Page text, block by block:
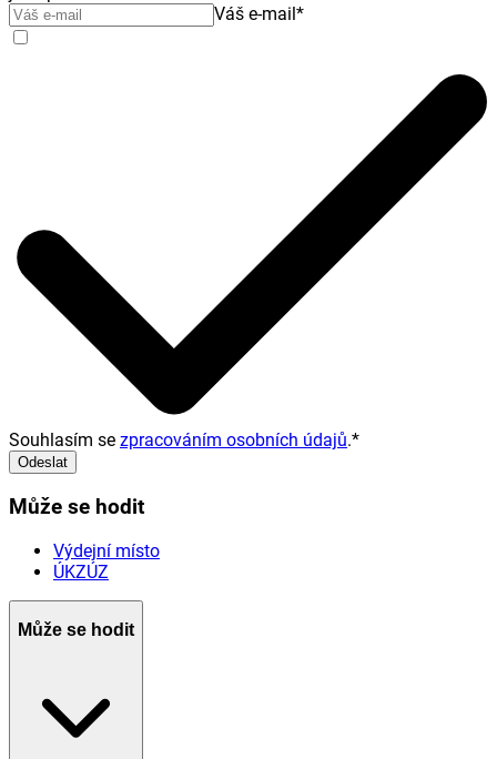
Váš e-mail*
Souhlasím se zpracováním osobních údajů.*
Odeslat
Může se hodit
Výdejní místo
ÚKZÚZ
Může se hodit